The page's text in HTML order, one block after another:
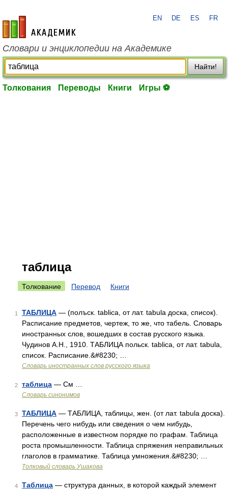
academic.ru
EN DE ES FR
Словари и энциклопедии на Академике
Найти!
Толкования Переводы Книги Игры ⚽
таблица
Толкование Перевод Книги
1 ТАБЛИЦА — (полъск. tablica, от лат. tabula доска, список).
Расписание предметов, чертеж, то же, что табель. Словарь
иностранных слов, вошедших в состав русского языка.
Чудинов А.Н., 1910. ТАБЛИЦА польск. tablica, от лат. tabula,
список. Расписание.&#8230; …
Словарь иностранных слов русского языка
2 таблица — См …
Словарь синонимов
3 ТАБЛИЦА — ТАБЛИЦА, таблицы, жен. (от лат. tabula доска).
Перечень чего нибудь или сведения о чем нибудь,
расположенные в известном порядке по графам. Таблица
роста промышленности. Таблица спряжения неправильных
глаголов в грамматике. Таблица умножения.&#8230; …
Толковый словарь Ушакова
4 Таблица — структура данных, в которой каждый элемент